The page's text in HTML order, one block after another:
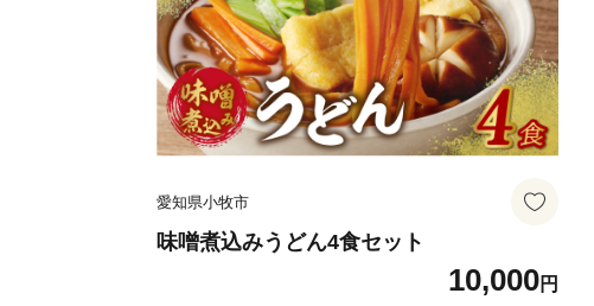
愛知県小牧市
味噌煮込みうどん4食セット
10,000円